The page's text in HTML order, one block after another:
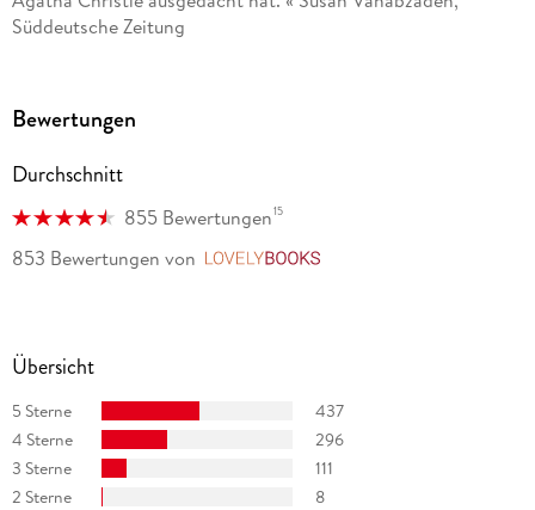
Süddeutsche Zeitung
Bewertungen
Durchschnitt
855 Bewertungen15
853 Bewertungen von
Übersicht
5 Sterne
437
4 Sterne
296
3 Sterne
111
2 Sterne
8